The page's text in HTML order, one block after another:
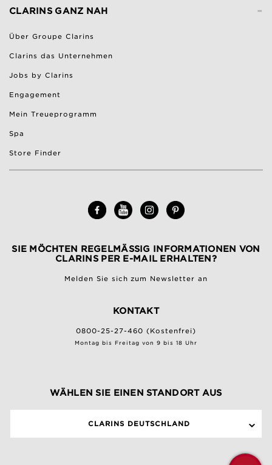
-
CLARINS GANZ NAH
Über Groupe Clarins
Clarins das Unternehmen
Jobs by Clarins
Engagement
Mein Treueprogramm
Spa
Store Finder
SIE MÖCHTEN REGELMÄSSIG INFORMATIONEN VON C
LARINS PER E-MAIL ERHALTEN?
Melden Sie sich zum Newsletter an
KONTAKT
0800-25-27-460 (Kostenfrei)
Montag bis Freitag von 9 bis 18 Uhr
WÄHLEN SIE EINEN STANDORT AUS
CLARINS DEUTSCHLAND